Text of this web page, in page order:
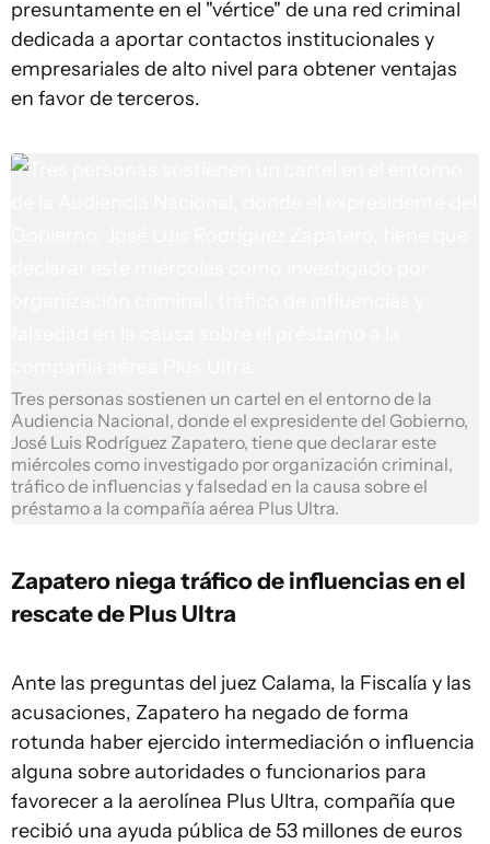
presuntamente en el "vértice" de una red criminal
dedicada a aportar contactos institucionales y
empresariales de alto nivel para obtener ventajas
en favor de terceros.
Tres personas sostienen un cartel en el entorno de la
Audiencia Nacional, donde el expresidente del Gobierno,
José Luis Rodríguez Zapatero, tiene que declarar este
miércoles como investigado por organización criminal,
tráfico de influencias y falsedad en la causa sobre el
préstamo a la compañía aérea Plus Ultra.
Zapatero niega tráfico de influencias en el
rescate de Plus Ultra
Ante las preguntas del juez Calama, la Fiscalía y las
acusaciones, Zapatero ha negado de forma
rotunda haber ejercido intermediación o influencia
alguna sobre autoridades o funcionarios para
favorecer a la aerolínea Plus Ultra, compañía que
recibió una ayuda pública de 53 millones de euros